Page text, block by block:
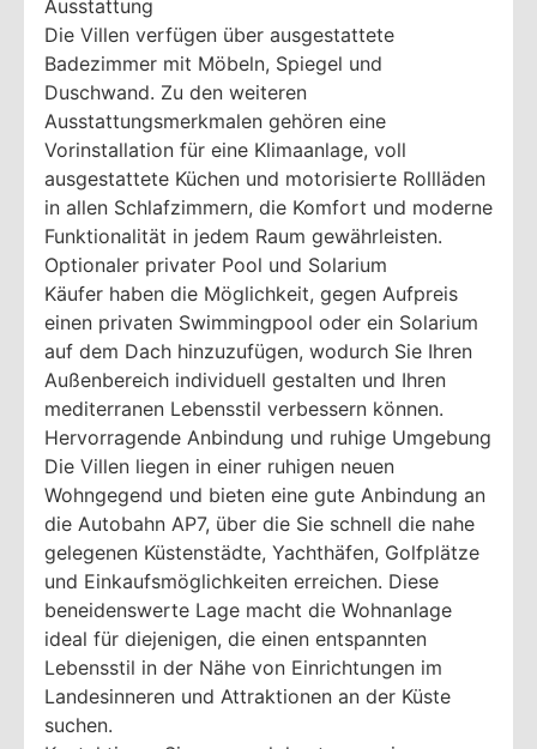
Ausstattung
Die Villen verfügen über ausgestattete
Badezimmer mit Möbeln, Spiegel und
Duschwand. Zu den weiteren
Ausstattungsmerkmalen gehören eine
Vorinstallation für eine Klimaanlage, voll
ausgestattete Küchen und motorisierte Rollläden
in allen Schlafzimmern, die Komfort und moderne
Funktionalität in jedem Raum gewährleisten.
Optionaler privater Pool und Solarium
Käufer haben die Möglichkeit, gegen Aufpreis
einen privaten Swimmingpool oder ein Solarium
auf dem Dach hinzuzufügen, wodurch Sie Ihren
Außenbereich individuell gestalten und Ihren
mediterranen Lebensstil verbessern können.
Hervorragende Anbindung und ruhige Umgebung
Die Villen liegen in einer ruhigen neuen
Wohngegend und bieten eine gute Anbindung an
die Autobahn AP7, über die Sie schnell die nahe
gelegenen Küstenstädte, Yachthäfen, Golfplätze
und Einkaufsmöglichkeiten erreichen. Diese
beneidenswerte Lage macht die Wohnanlage
ideal für diejenigen, die einen entspannten
Lebensstil in der Nähe von Einrichtungen im
Landesinneren und Attraktionen an der Küste
suchen.